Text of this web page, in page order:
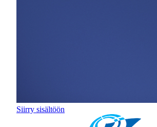
Siirry sisältöön